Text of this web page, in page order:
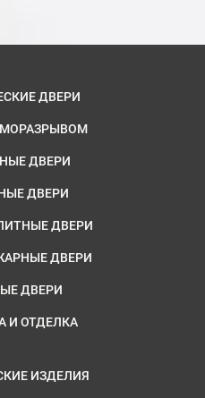
ДВЕРИ
ДВЕРИ
ДВЕРИ
ДВЕРИ
ДВЕРИ
ДВЕРИ
И ОТДЕЛКА
ИЗДЕЛИЯ